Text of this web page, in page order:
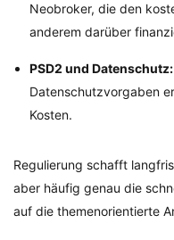
Neobroker, die den
anderem darüber
PSD2 und Datenschutz:
Datenschutzvorgaben
Kosten.
Regulierung schafft
aber häufig genau die
auf die themenorientierte